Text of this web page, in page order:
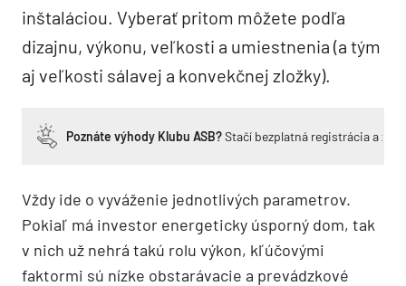
inštaláciou. Vyberať pritom môžete podľa
dizajnu, výkonu, veľkosti a umiestnenia (a tým
aj veľkosti sálavej a konvekčnej zložky).
Poznáte výhody Klubu ASB?Stačí bezplatná registrácia a
Vždy ide o vyváženie jednotlivých parametrov.
Pokiaľ má investor energeticky úsporný dom, tak
v nich už nehrá takú rolu výkon, kľúčovými
faktormi sú nízke obstarávacie a prevádzkové